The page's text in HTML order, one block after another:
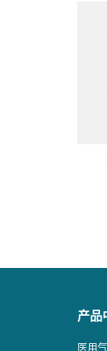
产品
医用